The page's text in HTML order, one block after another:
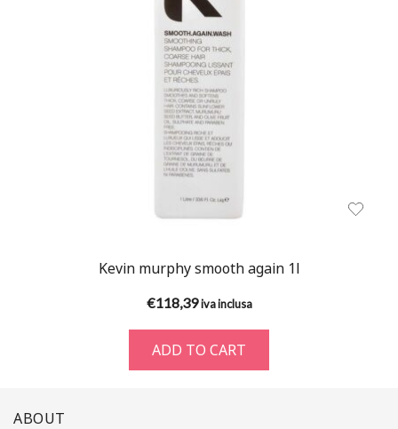
Kevin murphy smooth again 1l
€118,39 iva inclusa
ADD TO CART
ABOUT